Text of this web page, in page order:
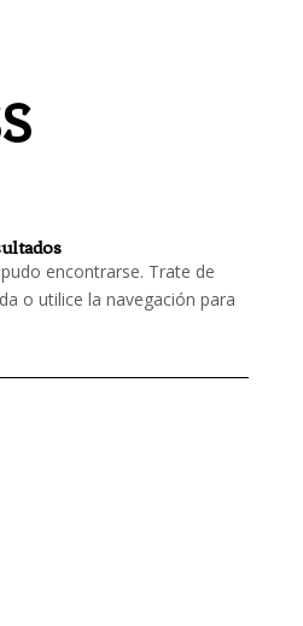
encontrarse. Trate de
o utilice la navegación para